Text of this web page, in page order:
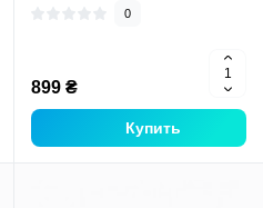
0
899 ₴
Купить